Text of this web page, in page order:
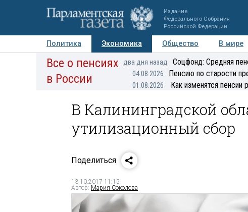
Издание
Федерального Собрания
Российской Федерации
Политика Экономика Общество В мире
Авторы Персоны Мнения Регионы
Все о пенсиях
в России
два дня назад Соцфонд: Средняя
04.08.2026 Пенсию по старости
01.08.2026 Как изменятся пенсии
В Калининградской
утилизационный сбор
Поделиться
13.10.2017 11:15
Автор: Мария Соколова